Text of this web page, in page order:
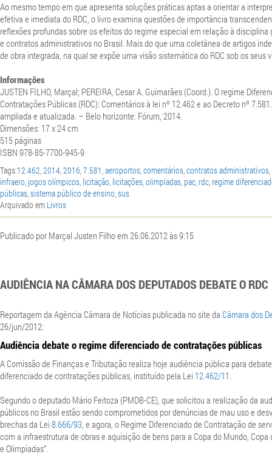
Ao mesmo tempo em que apresenta soluções práticas aptas a orientar a
efetiva e imediata do RDC, o livro examina questões de importância
reflexões profundas sobre os efeitos do regime especial em relação à
e contratos administrativos no Brasil. Mais do que uma coletânea de artigos
de obra integrada, na qual se expõe uma visão sistemática do RDC sob os seus
Informações
JUSTEN FILHO, Marçal; PEREIRA, Cesar A. Guimarães (Coord.). O regime
Contratações Públicas (RDC): Comentários à lei nº 12.462 e ao Decreto nº
ampliada e atualizada. – Belo horizonte: Fórum, 2014.
Dimensões: 17 x 24 cm
515 páginas
ISBN 978-85-7700-945-9
Tags:12.462,2014,2016,7.581 ,aeroportos,comentários,contratos administrativos,
infraero, jogos olímpicos, licitação, licitações,olimpíadas, pac, rdc, regime
públicas,sistema público de ensino,sus
Arquivado em Livros
Publicado por Marçal Justen Filho em 26.06.2012 às 9:15
AUDIÊNCIA NA CÂMARA DOS DEPUTADOS DEBATE O RDC
Reportagem da Agência Câmara de Notícias publicada no site da Câmara dos
26/jun/2012:
Audiência debate o regime diferenciado de contratações públicas
A Comissão de Finanças e Tributação realiza hoje audiência pública para
diferenciado de contratações públicas, instituído pela Lei 12.462/11.
Segundo o deputado Mário Feitoza (PMDB-CE), que solicitou a realização da
públicos no Brasil estão sendo comprometidos por denúncias de mau uso e
brechas da Lei 8.666/93, e agora, o Regime Diferenciado de Contratação de
com a infraestrutura de obras e aquisição de bens para a Copa do Mundo, Copa
e Olimpíadas”.